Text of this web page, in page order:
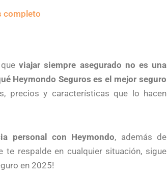
completo
queviajar siempre asegurado no es una
Heymondo Seguros es el mejor seguro
precios y características que lo hacen
personal con Heymondo, además de
respalde en cualquier situación, sigue
en 2025!